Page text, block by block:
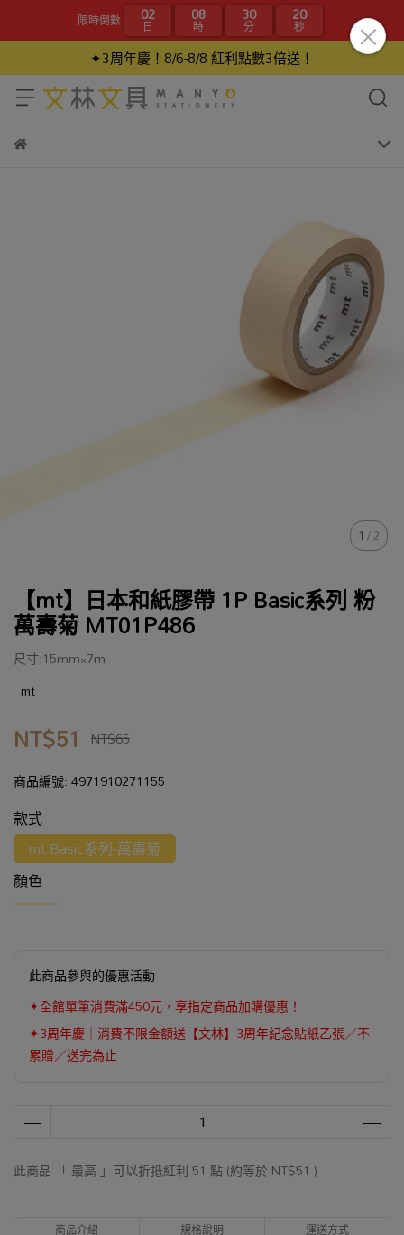
限時倒數 02
日 08
時 30
分 20
秒
✦3周年慶！8/6-8/8 紅利點數3倍送！
1/2
【mt】日本和紙膠帶 1P Basic系列 粉
萬壽菊 MT01P486
尺寸:15mm×7m
mt
NT$51 NT$65
商品編號:4971910271155
款式
mt Basic系列-萬壽菊
顏色
此商品參與的優惠活動
✦全館單筆消費滿450元，享指定商品加購優惠！
✦3周年慶｜消費不限金額送【文林】3周年紀念貼紙乙張／不
累贈／送完為止
此商品 「 最高 」可以折抵紅利 51 點 (約等於 NT$51 )
商品介紹 規格說明 運送方式